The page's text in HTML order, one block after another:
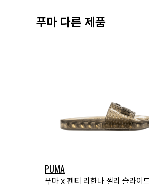
푸마 다른 제품
PUMA
푸마 x 펜티 리한나 젤리 슬라이